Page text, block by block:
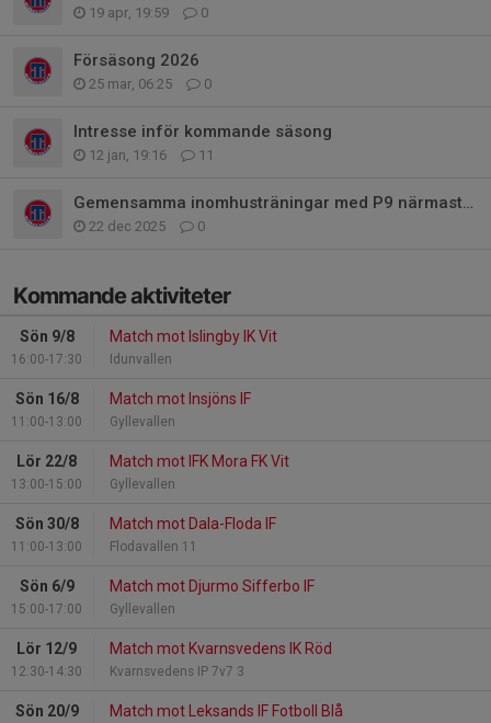
19 apr, 19:59 0
Försäsong 2026
25 mar, 06:25 0
Intresse inför kommande säsong
12 jan, 19:16 11
Gemensamma inomhusträningar med P9 närmaste tiden.
22 dec 2025 0
Kommande aktiviteter
Sön 9/8
16:00-17:30
Match mot Islingby IK Vit
Idunvallen
Sön 16/8
11:00-13:00
Match mot Insjöns IF
Gyllevallen
Lör 22/8
13:00-15:00
Match mot IFK Mora FK Vit
Gyllevallen
Sön 30/8
11:00-13:00
Match mot Dala-Floda IF
Flodavallen 11
Sön 6/9
15:00-17:00
Match mot Djurmo Sifferbo IF
Gyllevallen
Lör 12/9
12:30-14:30
Match mot Kvarnsvedens IK Röd
Kvarnsvedens IP 7v7 3
Sön 20/9 Match mot Leksands IF Fotboll Blå